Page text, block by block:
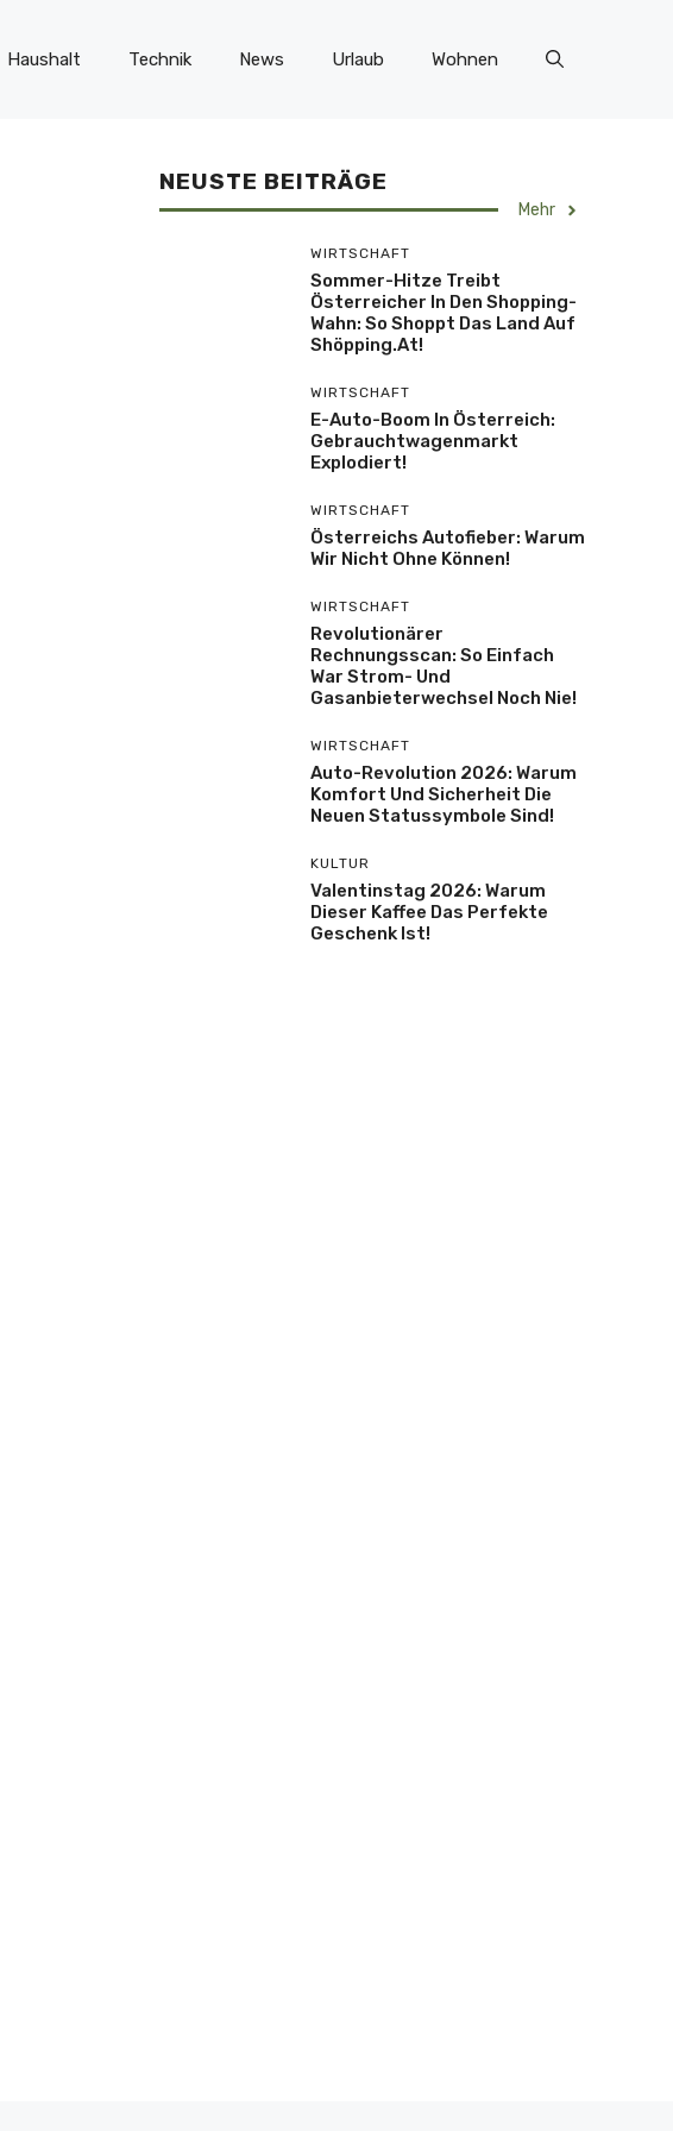
Haushalt Technik News Urlaub Wohnen
NEUSTE BEITRÄGE
Mehr
WIRTSCHAFT
Sommer-Hitze Treibt
Österreicher In Den Shopping-
Wahn: So Shoppt Das Land Auf
Shöpping.at!
WIRTSCHAFT
E-Auto-Boom In Österreich:
Gebrauchtwagenmarkt
Explodiert!
WIRTSCHAFT
Österreichs Autofieber: Warum
Wir Nicht Ohne Können!
WIRTSCHAFT
Revolutionärer
Rechnungsscan: So Einfach
War Strom- Und
Gasanbieterwechsel Noch Nie!
WIRTSCHAFT
Auto-Revolution 2026: Warum
Komfort Und Sicherheit Die
Neuen Statussymbole Sind!
KULTUR
Valentinstag 2026: Warum
Dieser Kaffee Das Perfekte
Geschenk Ist!